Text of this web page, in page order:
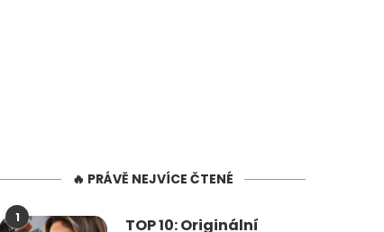
🔥 PRÁVĚ NEJVÍCE ČTENÉ
1
TOP 10: Originální